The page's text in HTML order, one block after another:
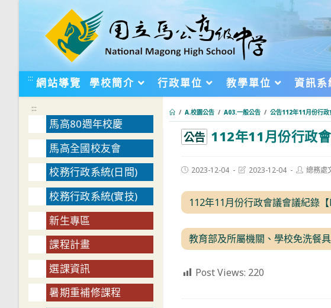
::: 網站導覽 學校簡介 行政單位 教學單位 資訊系
/ A.校園公告 / A03.一般公告 / 公告112年11月份行政
公告 112年11月份行政
Post2023-12-04
Post2023-12-04
Post總務處
112年11月份行政會議會議紀錄【
教育部及所屬機關、學校免洗餐
Post Views: 220
:::
馬高80週年校慶
馬高全國校友會
校務行政系統(日間)
校務行政系統(實技)
新生專區
課程計畫
選課資訊
暑期重補修課程